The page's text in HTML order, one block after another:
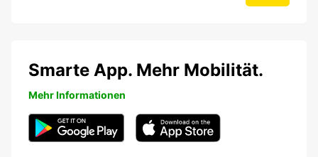
Smarte App. Mehr Mobilität.
Mehr Informationen